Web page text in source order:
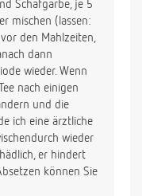
Schafgarbe, je 5
mischen (lassen:
den Mahlzeiten,
dann
wieder. Wenn
nach einigen
und die
ich eine ärztliche
wieder
er hindert
können Sie